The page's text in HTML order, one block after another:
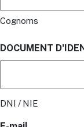
Cognoms
DOCUMENT
DNI / NIE